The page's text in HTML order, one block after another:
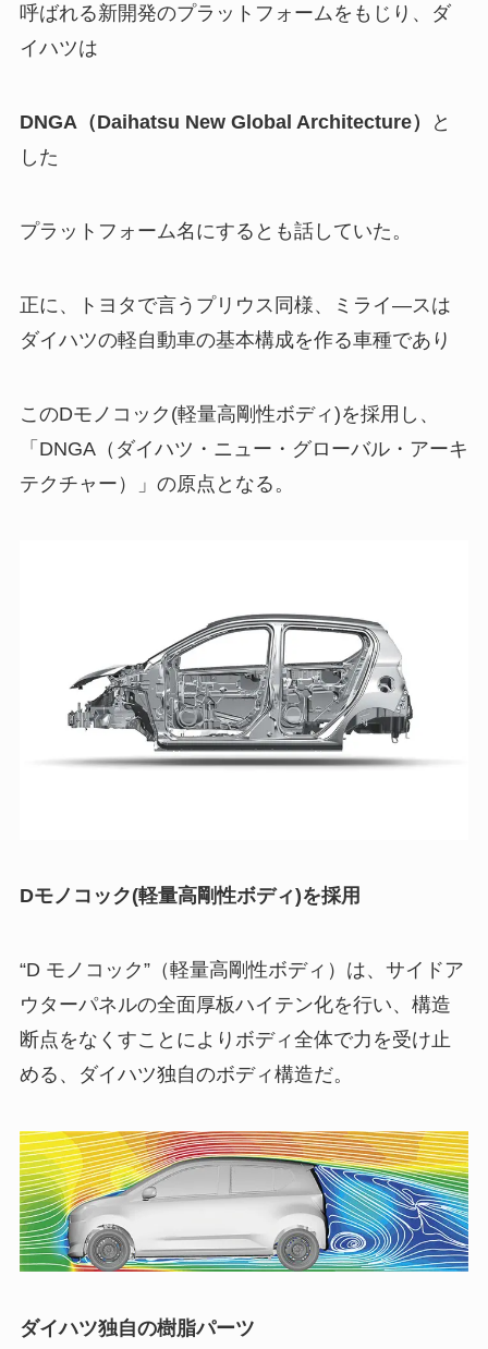
呼ばれる新開発のプラットフォームをもじり、ダ
イハツは
DNGA（Daihatsu New Global Architecture）
と
した
プラットフォーム名にするとも話していた。
正に、トヨタで言うプリウス同様、ミライ―スは
ダイハツの軽自動車の基本構成を作る車種であり
このDモノコック(軽量高剛性ボディ)を採用し、
「DNGA（ダイハツ・ニュー・グローバル・アーキ
テクチャー）」の原点となる。
Dモノコック(軽量高剛性ボディ)を採用
“D モノコック”（軽量高剛性ボディ）は、サイドア
ウターパネルの全面厚板ハイテン化を行い、構造
断点をなくすことによりボディ全体で力を受け止
める、ダイハツ独自のボディ構造だ。
ダイハツ独自の樹脂パーツ